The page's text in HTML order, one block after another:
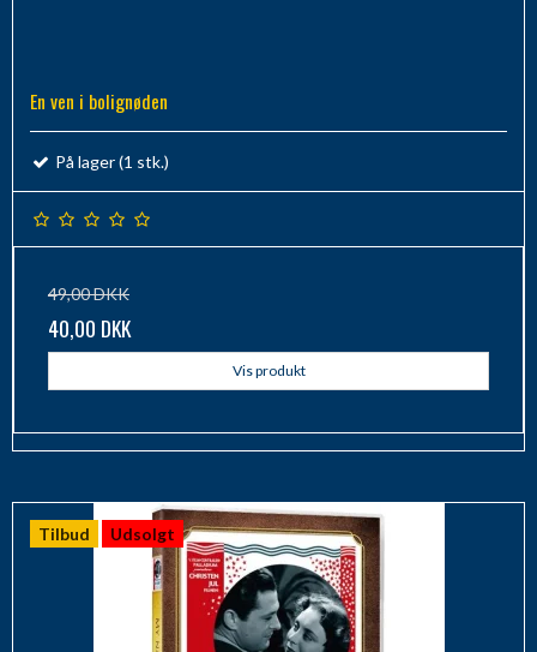
En ven i bolignøden
På lager (1 stk.)
49,00 DKK
40,00 DKK
Vis produkt
Tilbud Udsolgt